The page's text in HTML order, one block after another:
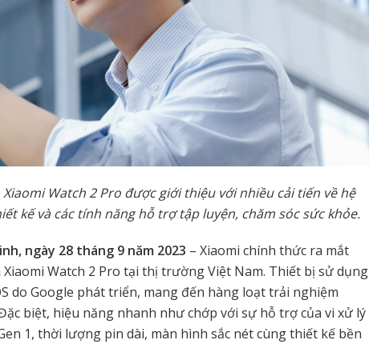
Watch 2 Pro được giới thiệu với nhiều cải tiến về hệ
kế và các tính năng hỗ trợ tập luyện, chăm sóc sức khỏe.
ngày 28 tháng 9 năm 2023 – Xiaomi chính thức ra mắt
Watch 2 Pro tại thị trường Việt Nam. Thiết bị sử dụng
do Google phát triển, mang đến hàng loạt trải nghiệm
biệt, hiệu năng nhanh như chớp với sự hỗ trợ của vi xử lý
1, thời lượng pin dài, màn hình sắc nét cùng thiết kế bền